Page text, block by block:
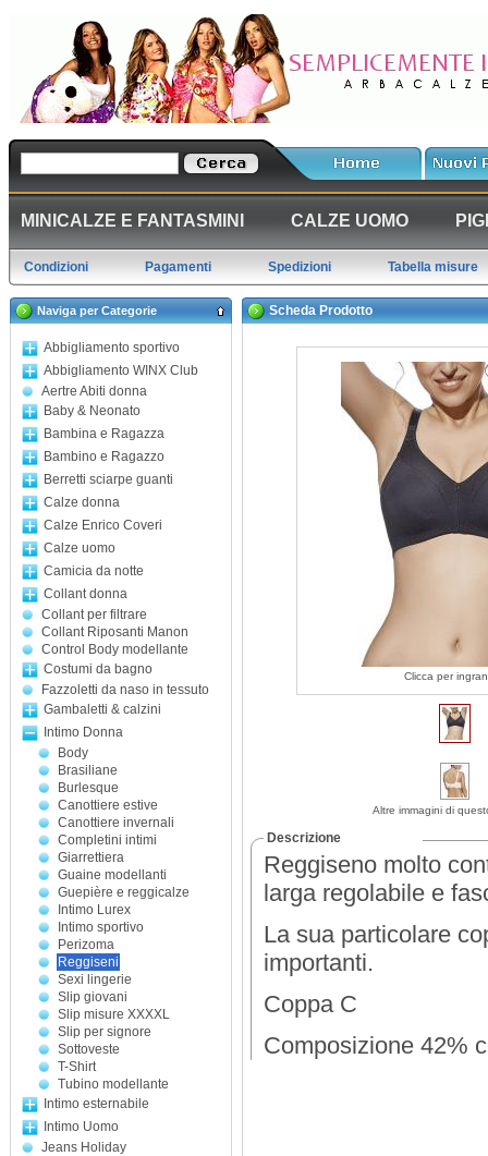
MINICALZE E FANTASMINI CALZE UOMO
Condizioni Pagamenti Spedizioni Tabella misure
Naviga per Categorie
Abbigliamento sportivo
Abbigliamento WINX Club
Aertre Abiti donna
Baby & Neonato
Bambina e Ragazza
Bambino e Ragazzo
Berretti sciarpe guanti
Calze donna
Calze Enrico Coveri
Calze uomo
Camicia da notte
Collant donna
Collant per filtrare
Collant Riposanti Manon
Control Body modellante
Costumi da bagno
Fazzoletti da naso in tessuto
Gambaletti & calzini
Intimo Donna
Body
Brasiliane
Burlesque
Canottiere estive
Canottiere invernali
Completini intimi
Giarrettiera
Guaine modellanti
Guepière e reggicalze
Intimo Lurex
Intimo sportivo
Perizoma
Reggiseni
Sexi lingerie
Slip giovani
Slip misure XXXXL
Slip per signore
Sottoveste
T-Shirt
Tubino modellante
Intimo esternabile
Intimo Uomo
Jeans Holiday
Scheda Prodotto
Clicca per
Altre immagini di
Descrizione
Reggiseno molto
larga regolabile e
La sua particolare
importanti.
Coppa C
Composizione 42%